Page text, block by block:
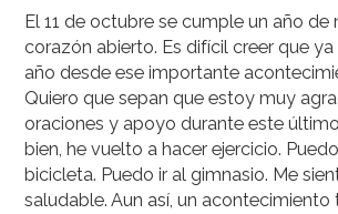
El 11 de octubre se cumple un año de
corazón abierto. Es difícil creer que
año desde ese importante
Quiero que sepan que estoy muy
oraciones y apoyo durante este
bien, he vuelto a hacer ejercicio.
bicicleta. Puedo ir al gimnasio. Me
saludable. Aun así, un